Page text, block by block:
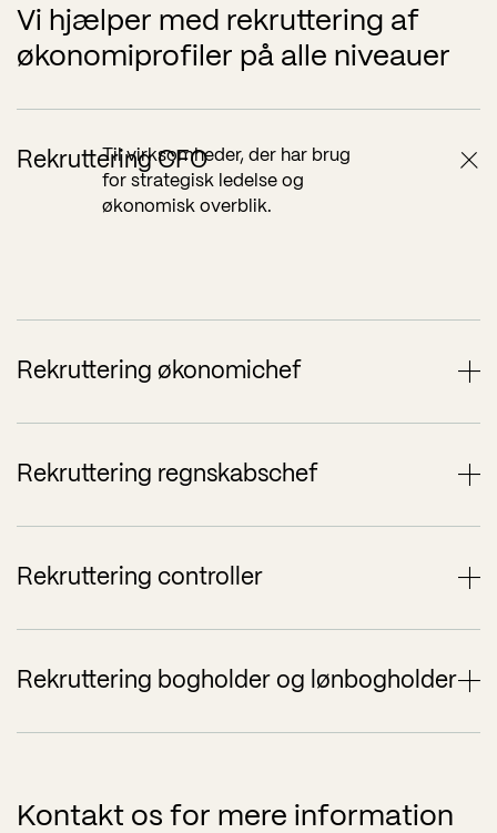
Vi hjælper med rekruttering af
økonomiprofiler på alle niveauer
Rekruttering CFO
Til virksomheder, der har brug
for strategisk ledelse og
økonomisk overblik.
Rekruttering økonomichef
Til drift, struktur og
Rekruttering regnskabschef
Med ansvar for regnskab,
Rekruttering controller
Til analyse, opfølgning og
Rekruttering bogholder og lønbogholder
Til den daglige drift,
Kontakt os for mere information